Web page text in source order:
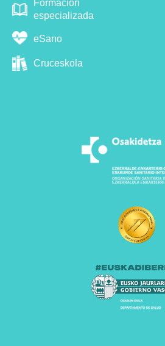
Formación
especializada
eSano
Cruceskola